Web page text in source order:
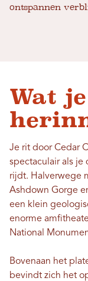
ontspannen
Wat
Je rit door Cedar
spectaculair als
rijdt. Halverwege
Ashdown Gorge
een klein
enorme
National
Bovenaan het
bevindt zich het